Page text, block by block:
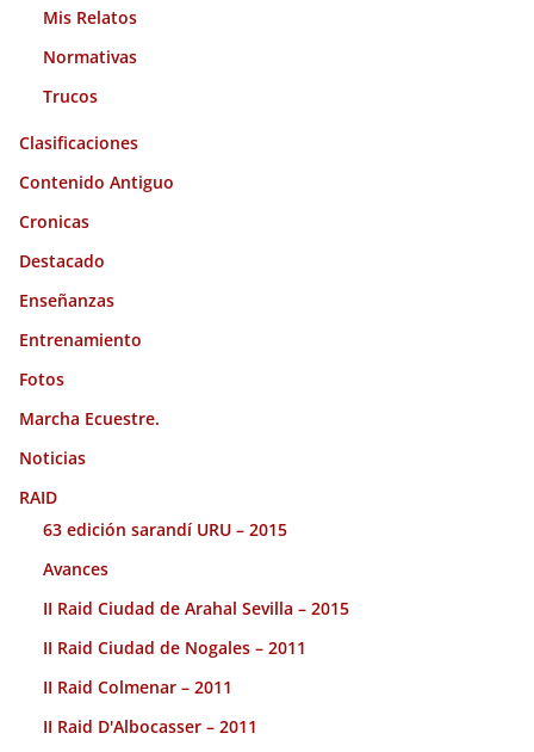
Mis Relatos
Normativas
Trucos
Clasificaciones
Contenido Antiguo
Cronicas
Destacado
Enseñanzas
Entrenamiento
Fotos
Marcha Ecuestre.
Noticias
RAID
63 edición sarandí URU – 2015
Avances
II Raid Ciudad de Arahal Sevilla – 2015
II Raid Ciudad de Nogales – 2011
II Raid Colmenar – 2011
II Raid D'Albocasser – 2011